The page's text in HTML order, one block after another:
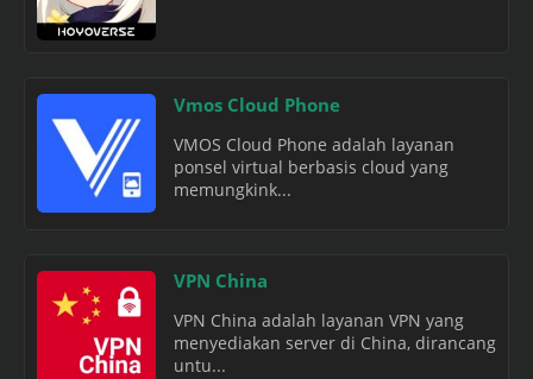
Vmos Cloud Phone
VMOS Cloud Phone adalah layanan
ponsel virtual berbasis cloud yang
memungkink...
VPN China
VPN China adalah layanan VPN yang
menyediakan server di China, dirancang
untu...